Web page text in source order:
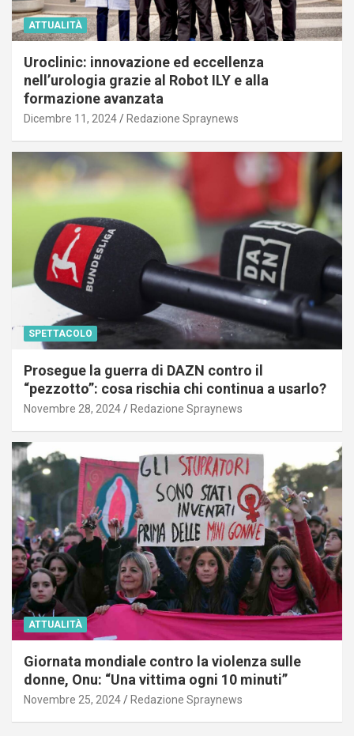
ATTUALITÀ
Uroclinic: innovazione ed eccellenza
nell’urologia grazie al Robot ILY e alla
formazione avanzata
Dicembre 11, 2024 Redazione Spraynews
SPETTACOLO
Prosegue la guerra di DAZN contro il
“pezzotto”: cosa rischia chi continua a usarlo?
Novembre 28, 2024 Redazione Spraynews
ATTUALITÀ
Giornata mondiale contro la violenza sulle
donne, Onu: “Una vittima ogni 10 minuti”
Novembre 25, 2024 Redazione Spraynews